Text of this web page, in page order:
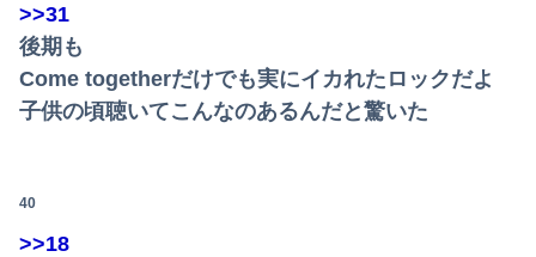
【画像】ショタガキ、姉がエ●すぎて精通
北朝鮮の弾道ミサイル部隊、ロシアのヴォロネジ州に展開か…北朝鮮は本質的にウクライナと戦争状態に！
>>31
後期も
Come togetherだけでも実にイカれたロックだよ
子供の頃聴いてこんなのあるんだと驚いた
40
>>18